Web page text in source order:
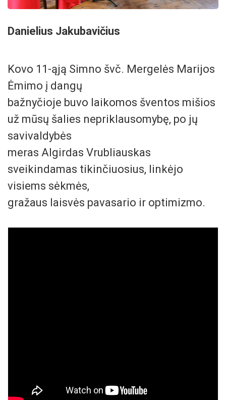
Danielius Jakubavičius
Kovo 11-ąją Simno švč. Mergelės Marijos
Ėmimo į dangų
bažnyčioje buvo laikomos šventos mišios
už mūsų šalies nepriklausomybę, po jų
savivaldybės
meras Algirdas Vrubliauskas
sveikindamas tikinčiuosius, linkėjo
visiems sėkmės,
gražaus laisvės pavasario ir optimizmo.